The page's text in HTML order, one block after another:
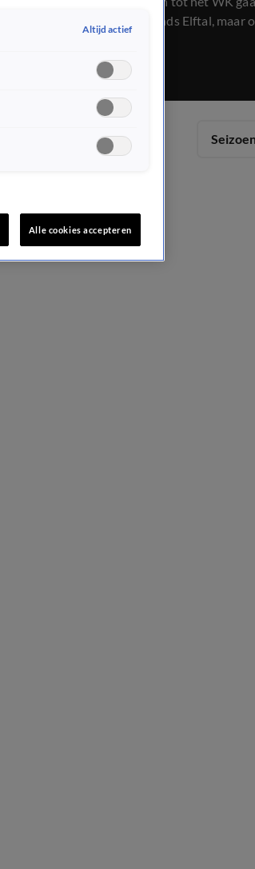
het Nederlands Elftal, maar
gepresenteerd. Volgens de
felste oranje shit ooit".
Altijd actief
Alle cookies accepteren